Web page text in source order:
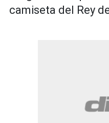
camiseta del Rey